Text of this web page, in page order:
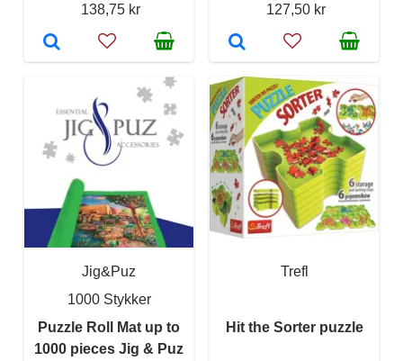
138,75 kr
127,50 kr
Jig&Puz
1000 Stykker
Puzzle Roll Mat up to
1000 pieces Jig & Puz
Trefl
Hit the Sorter puzzle